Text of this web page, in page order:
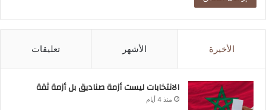
الأخيرة الأشهر تعليقات
الانتخابات ليست أزمة صناديق بل أزمة ثقة
منذ 4 أيام